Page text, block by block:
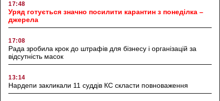
17:48
Уряд готується значно посилити карантин з понеділка –
джерела
17:08
Рада зробила крок до штрафів для бізнесу і організацій за
відсутність масок
13:14
Нардепи закликали 11 суддів КС скласти повноваження